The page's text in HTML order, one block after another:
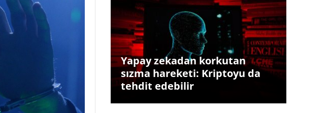
Yapay zekadan korkutan
sızma hareketi: Kriptoyu da
tehdit edebilir